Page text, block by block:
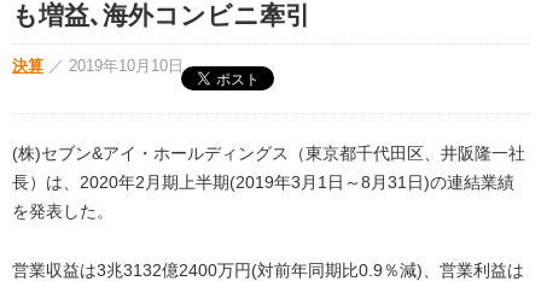
も増益､海外コンビニ牽引
決算 ／ 2019年10月10日
(株)セブン&アイ・ホールディングス（東京都千代田区、井阪隆一社
長）は、2020年2月期上半期(2019年3月1日～8月31日)の連結業績
を発表した。
営業収益は3兆3132億2400万円(対前年同期比0.9％減)、営業利益は